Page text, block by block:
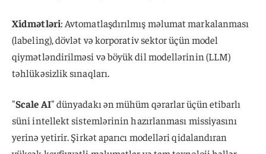
Xidmətləri: Avtomatlaşdırılmış məlumat markalanması
(labeling), dövlət və korporativ sektor üçün model
qiymətləndirilməsi və böyük dil modellərinin (LLM)
təhlükəsizlik sınaqları.
"Scale AI" dünyadakı ən mühüm qərarlar üçün etibarlı
süni intellekt sistemlərinin hazırlanması missiyasını
yerinə yetirir. Şirkət aparıcı modelləri qidalandıran